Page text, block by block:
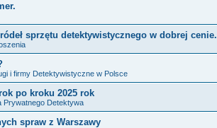
sprzętu detektywistycznego w dobrej cenie.
i firmy Detektywistyczne w Polsce
po kroku 2025 rok
Prywatnego Detektywa
spraw z Warszawy